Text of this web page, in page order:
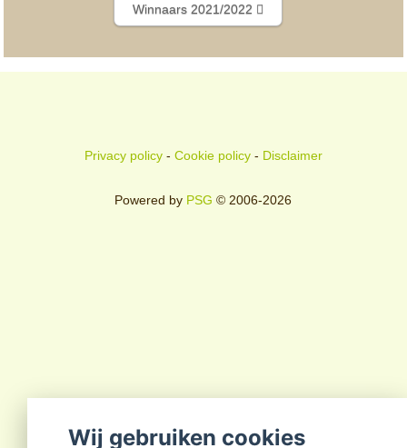
Winnaars 2021/2022
Privacy policy- Cookie policy- Disclaimer
Powered by PSG © 2006-2026
Wij gebruiken cookies